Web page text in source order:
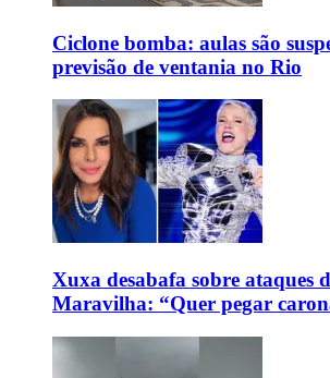
Ciclone bomba: aulas são
previsão de ventania no Rio
Xuxa desabafa sobre ataques
Maravilha: “Quer pegar